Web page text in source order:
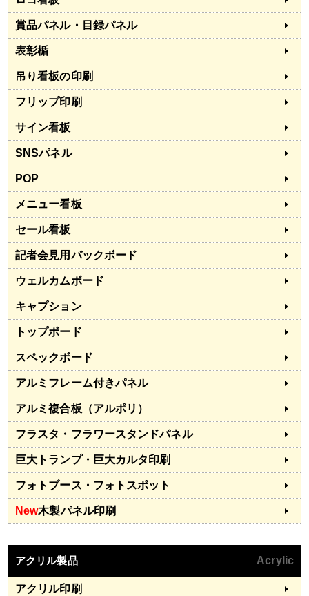
賞品パネル・目録パネル
表彰楯
吊り看板の印刷
フリップ印刷
サイン看板
SNSパネル
POP
メニュー看板
セール看板
記者会見用バックボード
ウェルカムボード
キャプション
トップボード
スペックボード
アルミフレーム付きパネル
アルミ複合板（アルポリ）
フラスタ・フラワースタンドパネル
巨大トランプ・巨大カルタ印刷
フォトブース・フォトスポット
New木製パネル印刷
アクリル製品 Acrylic
アクリル印刷